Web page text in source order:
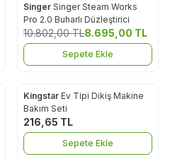
%20
Favorilere Ekle
Singer Singer Steam Works
Pro 2.0 Buharlı Düzleştirici
10.802,00TL8.695,00 TL
Sepete Ekle
Favorilere Ekle
Kingstar Ev Tipi Dikiş Makine
Bakım Seti
216,65 TL
Sepete Ekle